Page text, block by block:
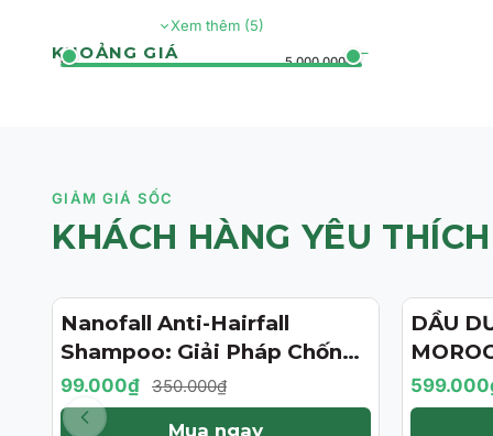
Xem thêm (5)
KHOẢNG GIÁ
0đ 5.000.000đ+
GIẢM GIÁ SỐC
KHÁCH HÀNG YÊU THÍCH
- 72%
Nanofall Anti-Hairfall
Shampoo: Giải Pháp Chống
Rụng & Kích Thích Mọc Tóc
Chuẩn Y Khoa
99.000₫ 350.000₫
Mua ngay
- 57%
DẦU
BẢN